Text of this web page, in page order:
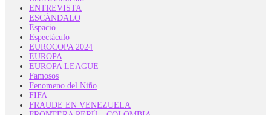
ENTREVISTA
ESCÁNDALO
Espacio
Espectáculo
EUROCOPA 2024
EUROPA
EUROPA LEAGUE
Famosos
Fenomeno del Niño
FIFA
FRAUDE EN VENEZUELA